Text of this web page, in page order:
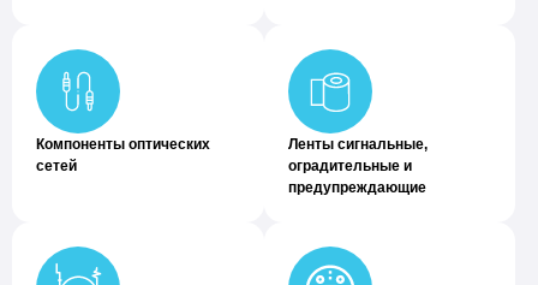
Компоненты оптических
сетей
Ленты сигнальные,
оградительные и
предупреждающие